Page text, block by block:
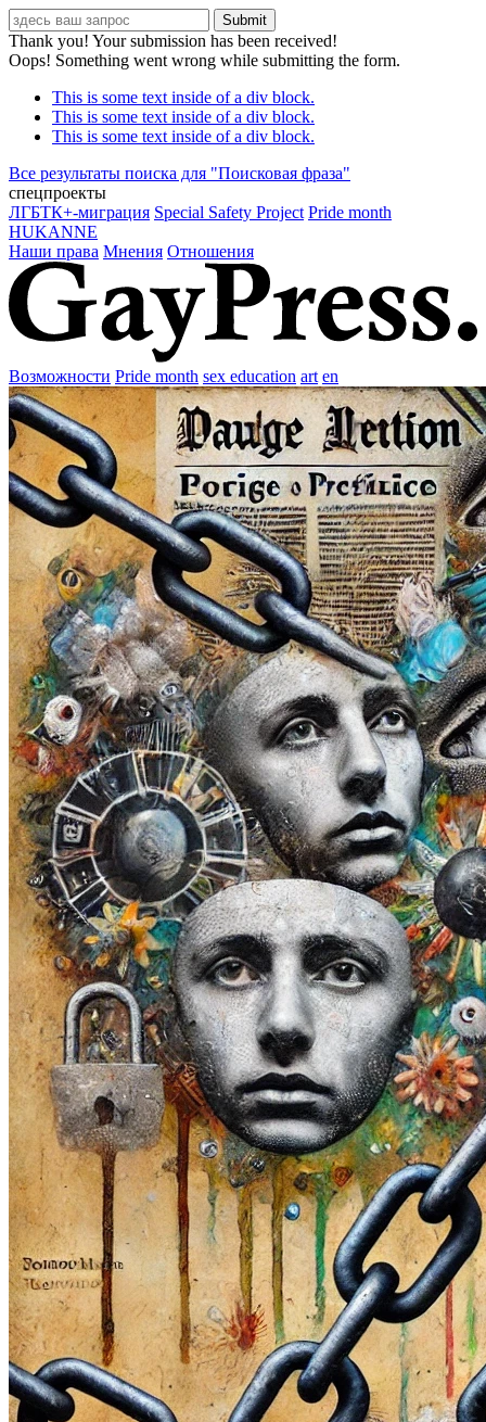
Thank you! Your submission has been received!
Oops! Something went wrong while submitting the form.
This is some text inside of a div block.
This is some text inside of a div block.
This is some text inside of a div block.
Все результаты поиска для "Поисковая фраза"
спецпроекты
ЛГБТК+-миграция Special Safety Project Pride month
HUKANNE
Наши права Мнения Отношения
Возможности Pride month sex education art en